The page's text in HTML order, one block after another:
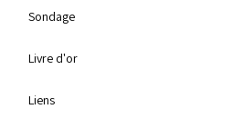
Sondage
Livre d'or
Liens